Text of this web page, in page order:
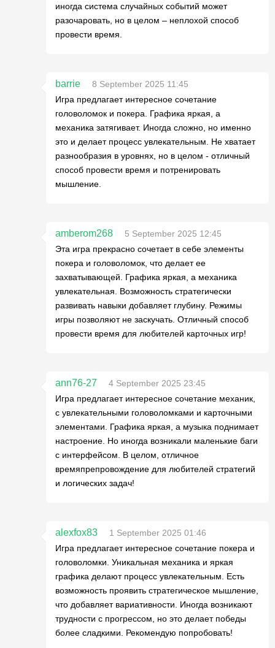
иногда система случайных событий может
разочаровать, но в целом – неплохой способ
провести время.
barrie
8 September 2025 11:45
Игра предлагает интересное сочетание
головоломок и покера. Графика яркая, а
механика затягивает. Иногда сложно, но именно
это и делает процесс увлекательным. Не хватает
разнообразия в уровнях, но в целом - отличный
способ провести время и потренировать
мышление.
amberom268
5 September 2025 12:45
Эта игра прекрасно сочетает в себе элементы
покера и головоломок, что делает ее
захватывающей. Графика яркая, а механика
увлекательная. Возможность стратегически
развивать навыки добавляет глубину. Режимы
игры позволяют не заскучать. Отличный способ
провести время для любителей карточных игр!
ann76-27
4 September 2025 23:45
Игра предлагает интересное сочетание механик,
с увлекательными головоломками и карточными
элементами. Графика яркая, а музыка поднимает
настроение. Но иногда возникали маленькие баги
с интерфейсом. В целом, отличное
времяпрепровождение для любителей стратегий
и логических задач!
alexfox83
1 September 2025 01:46
Игра предлагает интересное сочетание покера и
головоломки. Уникальная механика и яркая
графика делают процесс увлекательным. Есть
возможность проявить стратегическое мышление,
что добавляет вариативности. Иногда возникают
трудности с прогрессом, но это делает победы
более сладкими. Рекомендую попробовать!